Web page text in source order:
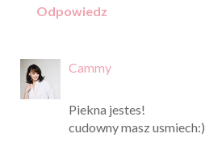
Odpowiedz
Cammy
Piekna jestes!
cudowny masz usmiech:)